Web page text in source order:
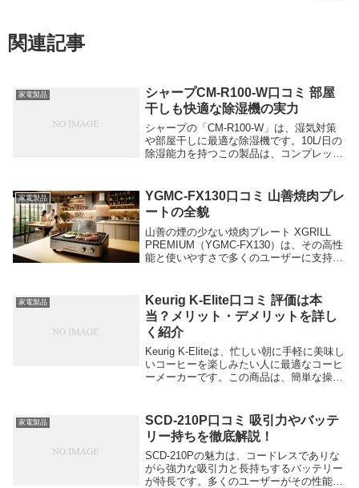
関連記事
家電製品
シャープCM-R100-W口コミ 部屋
干しも快適な除湿機の実力
シャープの「CM-R100-W」は、湿気対策
や部屋干しに最適な除湿機です。10L/日の
除湿能力を持つこの製品は、コンプレッサ
載されているため、夏場の暑い日にも活躍
し...
家電製品
YGMC-FX130口コミ 山善焼肉プレ
ートの全貌
山善の煙の少ない焼肉プレート XGRILL
PREMIUM（YGMC-FX130）は、その高性
能と使いやすさで多くのユーザーに支持さ
下に、実際のユーザーからの良い口...
家電製品
Keurig K-Elite口コミ 評価は本
当？メリット・デメリットを詳し
く紹介
Keurig K-Eliteは、忙しい朝に手軽に美味し
いコーヒーを楽しみたい人に最適なコーヒ
ーメーカーです。この商品は、簡単な操作
コミをいくつかご紹介します。 操作...
家電製品
SCD-210P口コミ 吸引力やバッテ
リー持ちを徹底解説！
SCD-210Pの魅力は、コードレスでありな
がら強力な吸引力と長持ちするバッテリー
が特長です。多くのユーザーがその性能に